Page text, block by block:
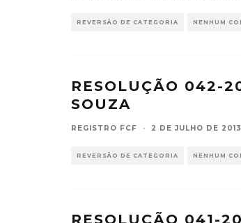
REVERSÃO DE CATEGORIA NENHUM
RESOLUÇÃO 042-
SOUZA
REGISTRO FCF · 2 DE JULHO DE 2013
REVERSÃO DE CATEGORIA NENHUM
RESOLUÇÃO 041-